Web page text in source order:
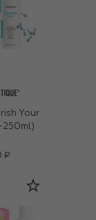
Your
₽